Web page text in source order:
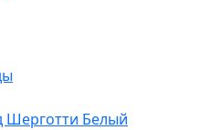
Шерготти Белый